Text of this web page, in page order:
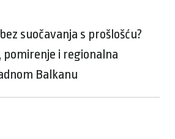
suočavanja s prošlošću?
pomirenje i regionalna
Balkanu